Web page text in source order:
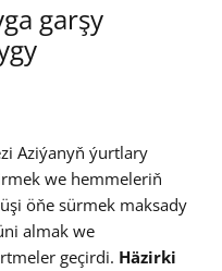
garşy
Aziýanyň ýurtlary
we hemmeleriň
öňe sürmek maksady
almak we
geçirdi. Häzirki